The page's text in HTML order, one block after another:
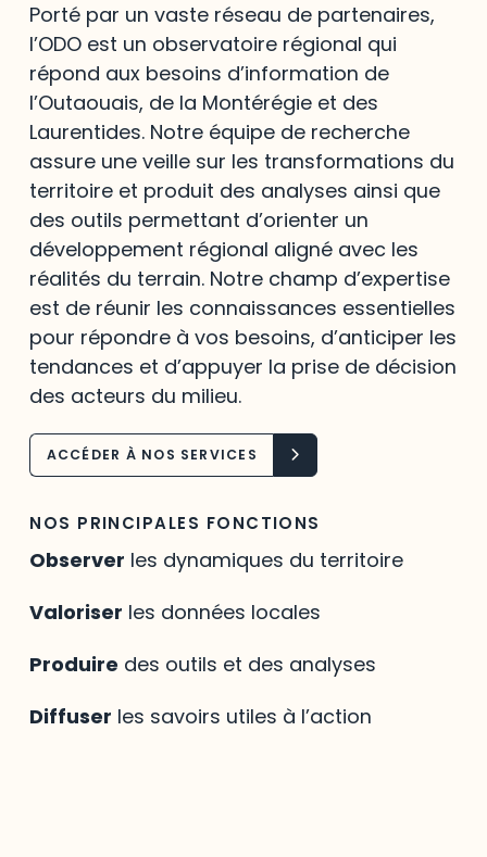
Porté par un vaste réseau de partenaires,
l’ODO est un observatoire régional qui
répond aux besoins d’information de
l’Outaouais, de la Montérégie et des
Laurentides. Notre équipe de recherche
assure une veille sur les transformations du
territoire et produit des analyses ainsi que
des outils permettant d’orienter un
développement régional aligné avec les
réalités du terrain. Notre champ d’expertise
est de réunir les connaissances essentielles
pour répondre à vos besoins, d’anticiper les
tendances et d’appuyer la prise de décision
des acteurs du milieu.
ACCÉDER À NOS SERVICES
NOS PRINCIPALES FONCTIONS
Observer les dynamiques du territoire
Valoriser les données locales
Produire des outils et des analyses
Diffuser les savoirs utiles à l’action